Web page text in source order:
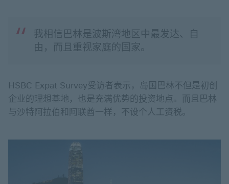
我相信巴林是波斯湾地区中最发达、自
由，而且重视家庭的国家。
HSBC Expat Survey受访者表示，岛国巴林不但是初创
企业的理想基地，也是充满优势的投资地点。而且巴林
与沙特阿拉伯和阿联酋一样，不设个人工资税。